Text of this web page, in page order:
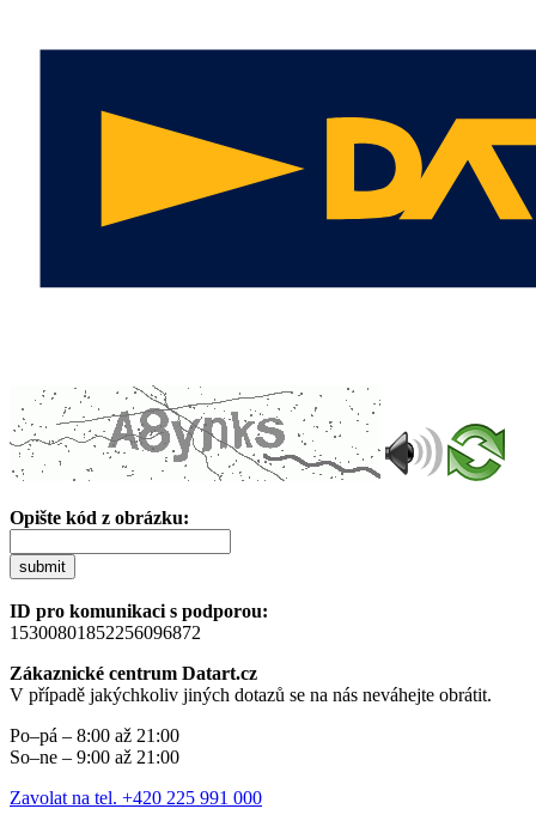
Opište kód z obrázku:
submit
ID pro komunikaci s podporou:
15300801852256096872
Zákaznické centrum Datart.cz
V případě jakýchkoliv jiných dotazů se na nás neváhejte obrátit.
Po–pá – 8:00 až 21:00
So–ne – 9:00 až 21:00
Zavolat na tel. +420 225 991 000